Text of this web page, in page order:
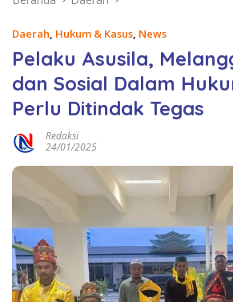
Daerah Hukum & Kasus News
Pelaku Asusila,
dan Sosial Dalam
Perlu Ditindak Tegas
Redaksi
24/01/2025